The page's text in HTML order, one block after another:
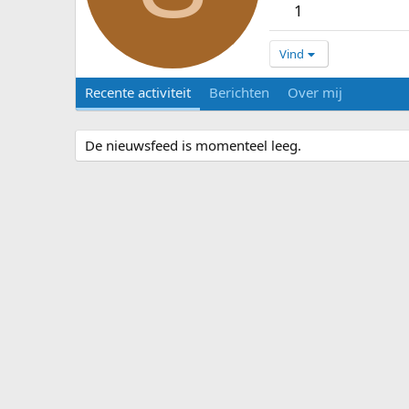
1
Vind
Recente activiteit Berichten Over mij
De nieuwsfeed is momenteel leeg.